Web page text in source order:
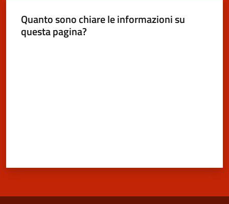
Quanto sono chiare le informazioni su
questa pagina?